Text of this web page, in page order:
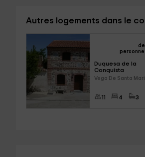
Autres logements dans le
de
personne
Duquesa de la
Conquista
Vega De Santa
11 4 3